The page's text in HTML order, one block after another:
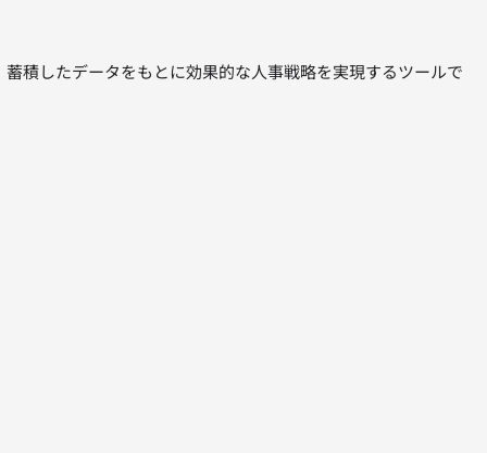
積したデータをもとに効果的な人事戦略を実現するツールで